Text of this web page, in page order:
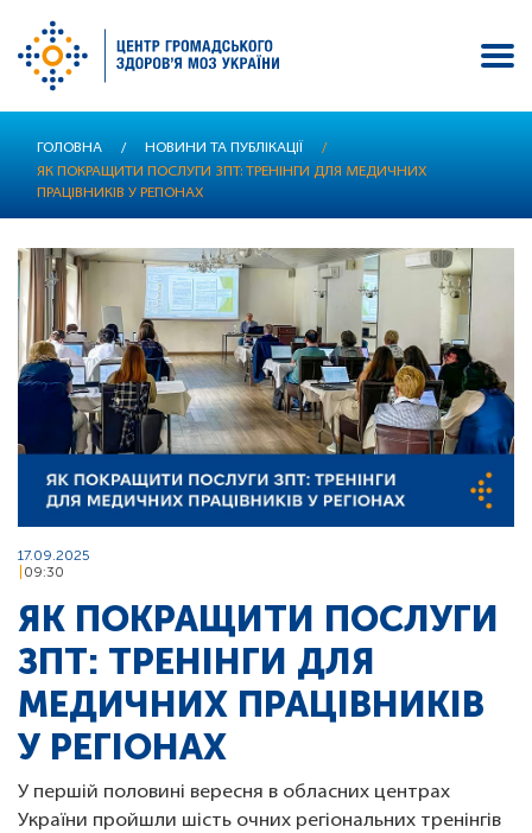
ГОЛОВНА / НОВИНИ ТА ПУБЛІКАЦІЇ
/
ЯК ПОКРАЩИТИ ПОСЛУГИ ЗПТ: ТРЕНІНГИ ДЛЯ МЕДИЧНИХ
ПРАЦІВНИКІВ У РЕГІОНАХ
17.09.2025
09:30
ЯК ПОКРАЩИТИ ПОСЛУГИ
ЗПТ: ТРЕНІНГИ ДЛЯ
МЕДИЧНИХ ПРАЦІВНИКІВ
У РЕГІОНАХ
У першій половині вересня в обласних центрах
України пройшли шість очних регіональних тренінгів